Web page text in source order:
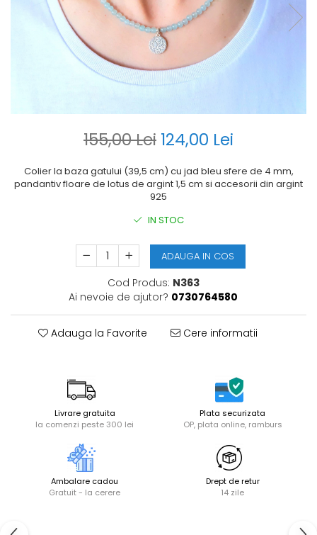
155,00 Lei 124,00 Lei
Colier la baza gatului (39,5 cm) cu jad bleu sfere de 4 mm,
pandantiv floare de lotus de argint 1,5 cm si accesorii din argint
925
IN STOC
ADAUGA IN COS
Cod Produs: N363
Ai nevoie de ajutor? 0730764580
Adauga la Favorite Cere informatii
Livrare gratuita
la comenzi peste 300 lei
Plata securizata
OP, plata online, ramburs
Ambalare cadou
Gratuit - la cerere
Drept de retur
14 zile